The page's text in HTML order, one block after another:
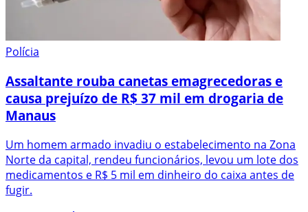
Polícia
Assaltante rouba canetas emagrecedoras e
causa prejuízo de R$ 37 mil em drogaria de
Manaus
Um homem armado invadiu o estabelecimento na Zona
Norte da capital, rendeu funcionários, levou um lote dos
medicamentos e R$ 5 mil em dinheiro do caixa antes de
fugir.